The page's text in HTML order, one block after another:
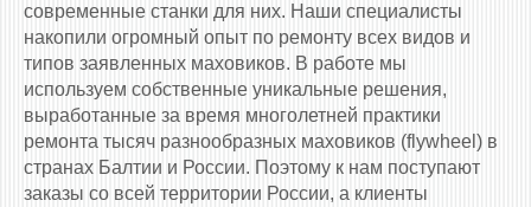
современные станки для них. Наши специалисты
накопили огромный опыт по ремонту всех видов и
типов заявленных маховиков. В работе мы
используем собственные уникальные решения,
выработанные за время многолетней практики
ремонта тысяч разнообразных маховиков (flywheel) в
странах Балтии и России. Поэтому к нам поступают
заказы со всей территории России, а клиенты